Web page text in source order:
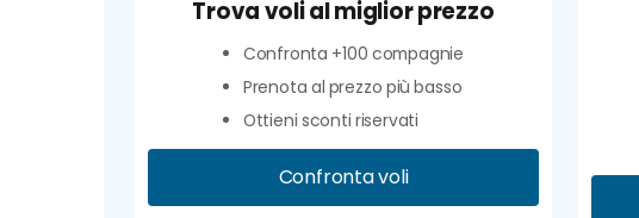
Trova voli al miglior prezzo
Confronta +100 compagnie
Prenota al prezzo più basso
Ottieni sconti riservati
Confronta voli